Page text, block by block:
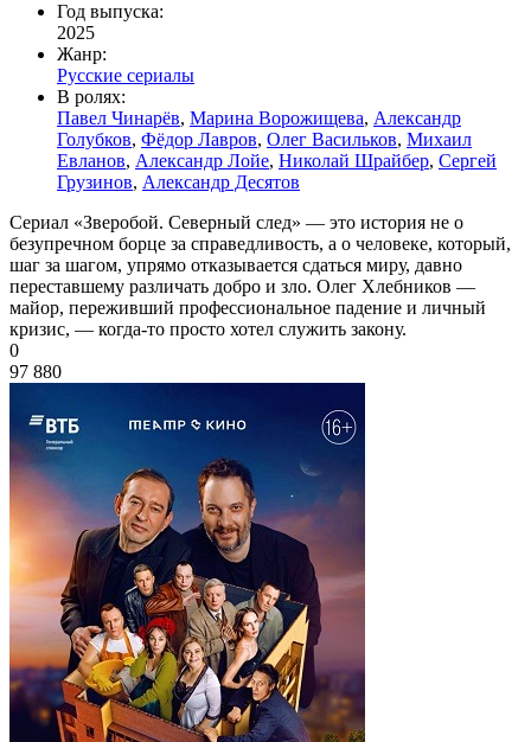
Год выпуска:
2025
Жанр:
Русские сериалы
В ролях:
Павел Чинарёв, Марина Ворожищева, Александр
Голубков, Фёдор Лавров, Олег Васильков, Михаил
Евланов, Александр Лойе, Николай Шрайбер, Сергей
Грузинов, Александр Десятов
Сериал «Зверобой. Северный след» — это история не о
безупречном борце за справедливость, а о человеке, который,
шаг за шагом, упрямо отказывается сдаться миру, давно
переставшему различать добро и зло. Олег Хлебников —
майор, переживший профессиональное падение и личный
кризис, — когда-то просто хотел служить закону.
0
97 880